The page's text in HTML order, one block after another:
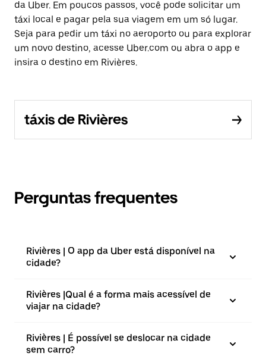
da Uber. Em poucos passos, você pode solicitar um
táxi local e pagar pela sua viagem em um só lugar.
Seja para pedir um táxi no aeroporto ou para explorar
um novo destino, acesse Uber.com ou abra o app e
insira o destino em Rivières.
táxis de Rivières
Perguntas frequentes
Rivières | O app da Uber está disponível na
cidade?
Rivières |⁠Qual é a forma mais acessível de
viajar na cidade?
Rivières | É possível se deslocar na cidade
sem carro?